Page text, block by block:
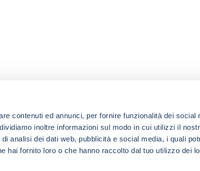
contenuti ed annunci, per fornire funzionalità dei social
inoltre informazioni sul modo in cui utilizzi il
analisi dei dati web, pubblicità e social media, i quali
hai fornito loro o che hanno raccolto dal tuo utilizzo dei